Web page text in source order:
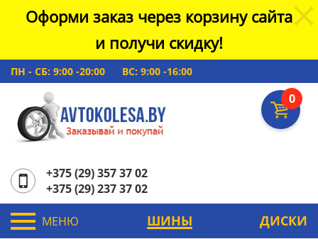
Оформи заказ через корзину сайта
и получи скидку!
ПН - СБ: 9:00 -20:00 ВС: 9:00 -16:00
0
+375 (29) 357 37 02
+375 (29) 237 37 02
МЕНЮ ШИНЫ ДИСКИ